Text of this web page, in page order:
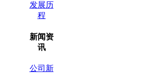
发展历
程
新闻资
讯
公司新